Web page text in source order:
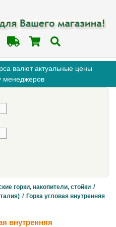
валют актуальные цены
менеджеров
горки, накопители, стойки /
/ Горка угловая внутренняя
внутренняя